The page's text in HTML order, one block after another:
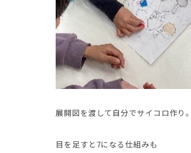
展開図を渡して自分でサイコロ作り。
目を足すと7になる仕組みも